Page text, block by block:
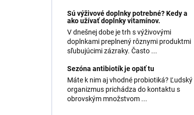
Sú výživové doplnky potrebné? Kedy a
ako užívať doplnky vitamínov.
V dnešnej dobe je trh s výživovými
doplnkami preplnený rôznymi produktmi
sľubujúcimi zázraky. Často ...
Sezóna antibiotík je opäť tu
Máte k nim aj vhodné probiotiká? Ľudský
organizmus prichádza do kontaktu s
obrovským množstvom ...